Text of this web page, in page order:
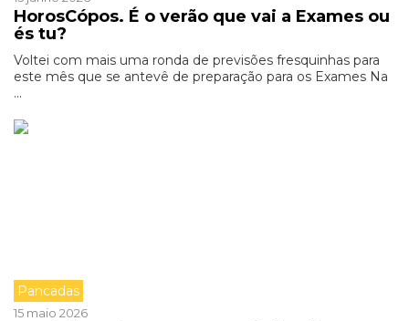
HorosCópos. É o verão que vai a Exames ou
és tu?
Voltei com mais uma ronda de previsões fresquinhas para
este mês que se antevê de preparação para os Exames Na
...
Pancadas
15 maio 2026